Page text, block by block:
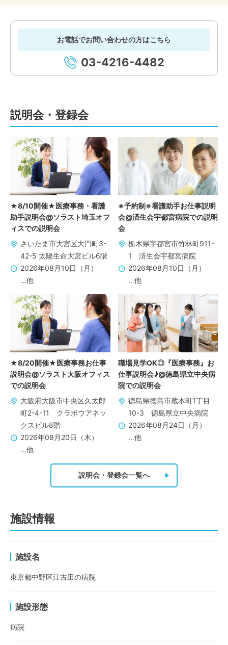
お電話でお問い合わせの方はこちら
03-4216-4482
説明会・登録会
★8/10開催★医療事務・看護
助手説明会@ソラスト埼玉オフ
ィスでの説明会
さいたま市大宮区大門町3-
42-5 太陽生命大宮ビル6階
2026年08月10日（月）
…他
※予約制※看護助手お仕事説明
会@済生会宇都宮病院での説明
会
栃木県宇都宮市竹林町911-
1 済生会宇都宮病院
2026年08月10日（月）
…他
★8/20開催★医療事務お仕事
説明会@ソラスト大阪オフィス
での説明会
大阪府大阪市中央区久太郎
町2-4-11 クラボウアネッ
クスビル8階
2026年08月20日（木）
…他
職場見学OK◎『医療事務』お
仕事説明会♪@徳島県立中央病
院での説明会
徳島県徳島市蔵本町1丁目
10-3 徳島県立中央病院
2026年08月24日（月）
…他
説明会・登録会一覧へ
施設情報
施設名
東京都中野区江古田の病院
施設形態
病院